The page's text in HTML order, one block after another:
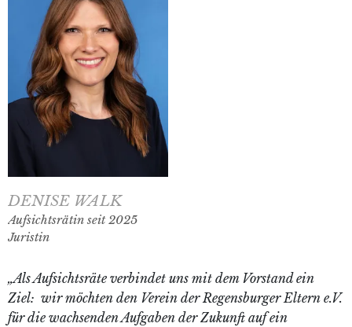
DENISE WALK
Aufsichtsrätin seit 2025
Juristin
„Als Aufsichtsräte verbindet uns mit dem Vorstand ein
Ziel: wir möchten den Verein der Regensburger Eltern e.V.
für die wachsenden Aufgaben der Zukunft auf ein